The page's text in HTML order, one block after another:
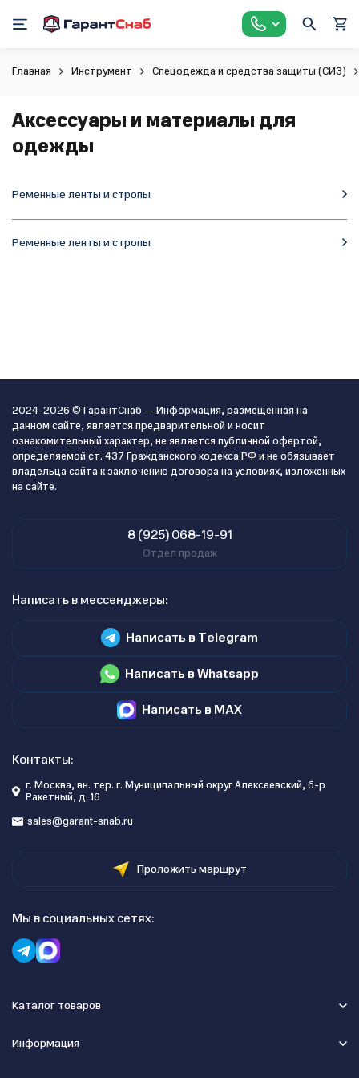
Главная Инструмент Спецодежда и средства защиты (СИЗ)
Аксессуары и материалы для
одежды
Ременные ленты и стропы
Ременные ленты и стропы
2024-2026 © ГарантСнаб — Информация, размещенная на
данном сайте, является предварительной и носит
ознакомительный характер, не является публичной офертой,
определяемой ст. 437 Гражданского кодекса РФ и не обязывает
владельца сайта к заключению договора на условиях, изложенных
на сайте.
8 (925) 068-19-91
Отдел продаж
Написать в мессенджеры:
Написать в Telegram
Написать в Whatsapp
Написать в MAX
Контакты:
г. Москва, вн. тер. г. Муниципальный округ Алексеевский, б-р
Ракетный, д. 16
sales@garant-snab.ru
Проложить маршрут
Мы в социальных сетях:
Каталог товаров
Информация